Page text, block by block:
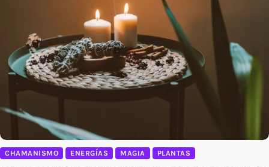
CHAMANISMO ENERGÍAS MAGIA PLANTAS